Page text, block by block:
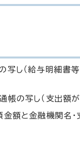
し（給与明細書
の写し（支出額が
額と金融機関名・